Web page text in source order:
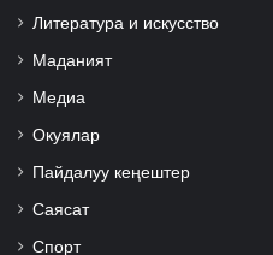
Литература и искусство
Маданият
Медиа
Окуялар
Пайдалуу кеңештер
Саясат
Спорт